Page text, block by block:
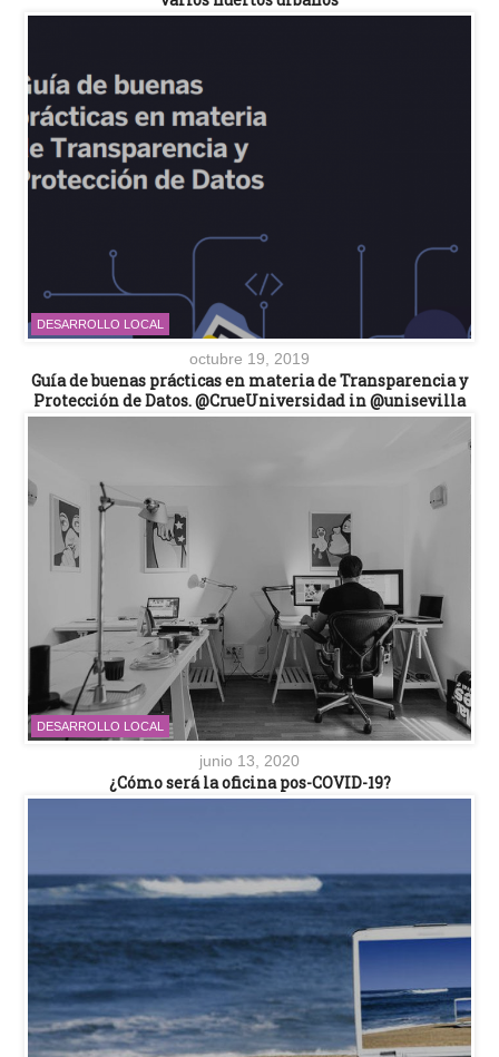
DESARROLLO LOCAL
octubre 19, 2019
Guía de buenas prácticas en materia de Transparencia y
Protección de Datos. @CrueUniversidad in @unisevilla
DESARROLLO LOCAL
junio 13, 2020
¿Cómo será la oficina pos-COVID-19?